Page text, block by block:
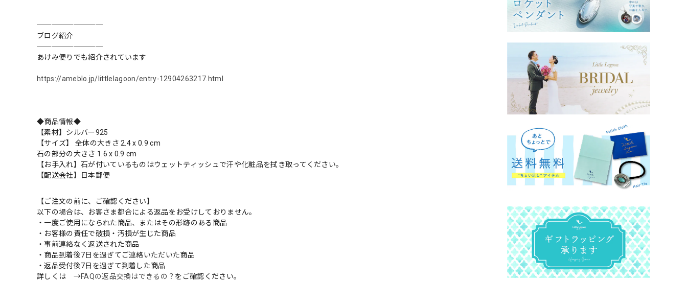
─────────
ブログ紹介
─────────
あけみ便りでも紹介されています
https://ameblo.jp/littlelagoon/entry-12904263217.html
◆商品情報◆
【素材】シルバー925
【サイズ】 全体の大きさ 2.4 x 0.9 cm
石の部分の大きさ 1.6 x 0.9 cm
【お手入れ】石が付いているものはウェットティッシュで汗や化粧品を拭き取ってください。
【配送会社】日本郵便
【ご注文の前に、ご確認ください】
以下の場合は、お客さま都合による返品をお受けしておりません。
・一度ご使用になられた商品、またはその形跡のある商品
・お客様の責任で破損・汚損が生じた商品
・事前連絡なく返送された商品
・商品到着後7日を過ぎてご連絡いただいた商品
・返品受付後7日を過ぎて到着した商品
詳しくは →FAQの返品交換はできるの？ をご確認ください。